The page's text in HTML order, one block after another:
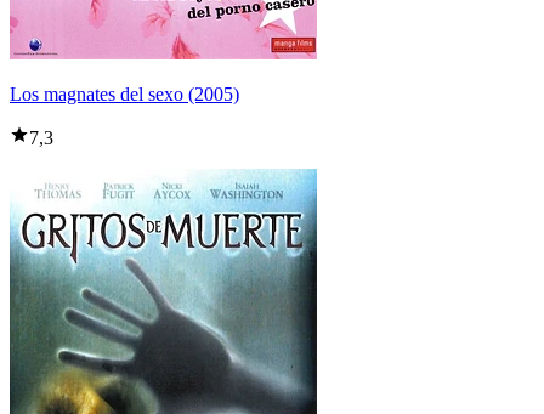
Los magnates del sexo (2005)
7,3